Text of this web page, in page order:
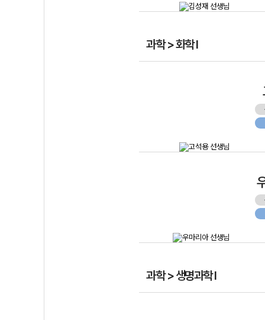
과학 > 화학 I
과학 > 생명과학 I